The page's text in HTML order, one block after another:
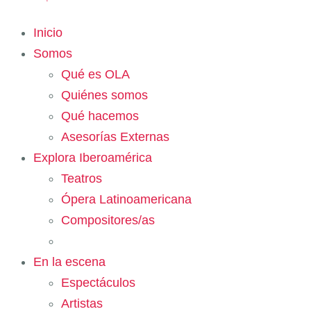
Inicio
Somos
Qué es OLA
Quiénes somos
Qué hacemos
Asesorías Externas
Explora Iberoamérica
Teatros
Ópera Latinoamericana
Compositores/as
En la escena
Espectáculos
Artistas